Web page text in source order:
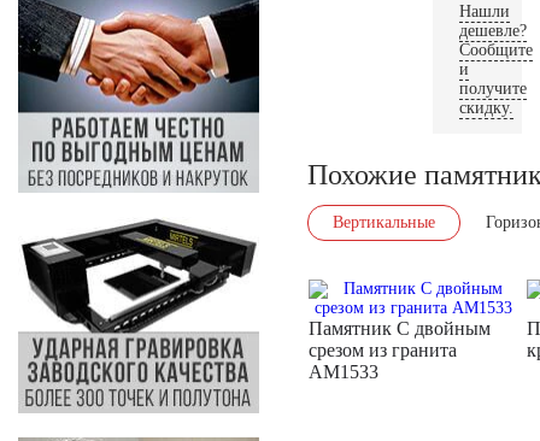
Нашли
дешевле?
Сообщите
и
получите
скидку.
Похожие
Вертикальные
Памятник С двойным
срезом из гранита
AM1533